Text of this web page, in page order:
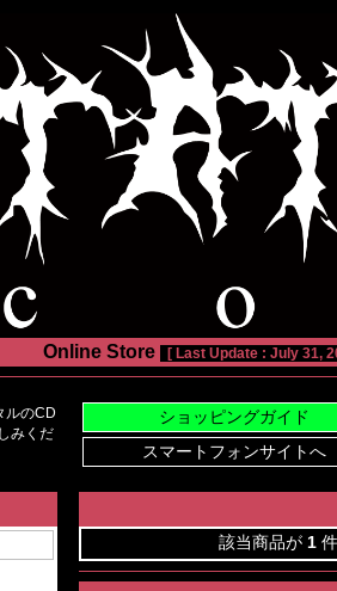
Online Store [ Last Update : July 31,
ルのCD
みくだ
該当商品が 1